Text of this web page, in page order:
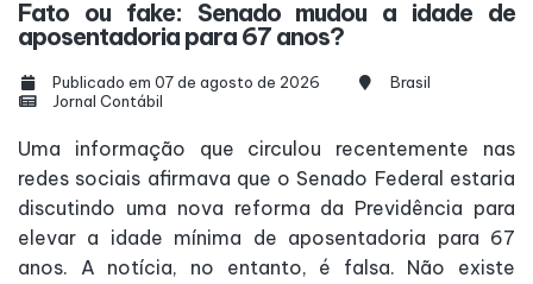
Fato ou fake: Senado mudou a idade de
aposentadoria para 67 anos?
Publicado em 07 de agosto de 2026
Brasil
Jornal Contábil
Uma informação que circulou recentemente nas
redes sociais afirmava que o Senado Federal estaria
discutindo uma nova reforma da Previdência para
elevar a idade mínima de aposentadoria para 67
anos. A notícia, no entanto, é falsa. Não existe